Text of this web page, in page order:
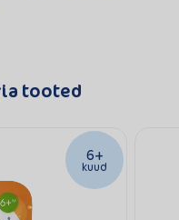
aitab kaasa
pakutavat portsjonit.
ei tohi
külmutada. · Enne
tooted
6+
kuud